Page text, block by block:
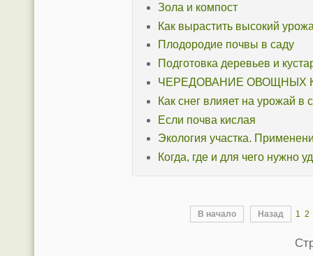
Зола и компост
Как вырастить высокий
Плодородие почвы в саду
Подготовка деревьев и
ЧЕРЕДОВАНИЕ ОВОЩНЫХ
Как снег влияет на урожай в
Если почва кислая
Экология участка.
Когда, где и для чего нужно
В начало Назад 1 2